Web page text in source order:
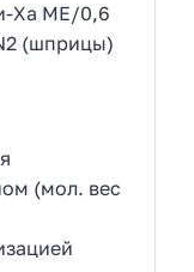
Ха МЕ/0,6
(шприцы)
(мол. вес